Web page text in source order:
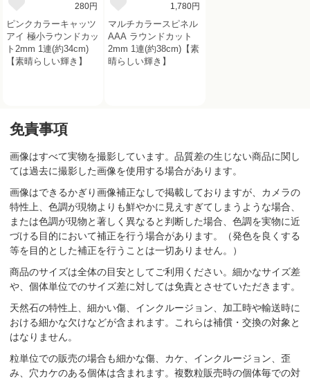
280円
ピンクカラーキャッツ
アイ 極小ラウンドカッ
ト2mm 1連(約34cm)
【素晴らしい輝き】
1,780円
マルチカラースピネル
AAA ラウンドカット
2mm 1連(約38cm)【素
晴らしい輝き】
免責事項
画像はすべて実物を撮影しています。品質差の生じない商品に関し
ては過去に撮影した画像を使用する場合があります。
画像はできるかぎり画像補正なしで掲載しておりますが、カメラの
特性上、色調が現物よりも鮮やかに見えすぎてしまうような場合、
または色調が現物と著しく異なると判断した場合、色調を実物に近
づける目的において補正を行う場合があります。（発色を良くする
等を目的とした補正を行うことは一切ありません。）
商品のサイズは全体の目安としてご利用ください。細かなサイズ差
や、個体単位でのサイズ差に対しては免責とさせていただきます。
天然石の特性上、細かい傷、インクルージョン、加工時や輸送時に
おける細かな欠けなどが含まれます。これらは補償・交換の対象と
はなりません。
粒単位での販売の場合も細かな傷、カケ、インクルージョン、歪
み、穴カケのある個体は含まれます。複数粒販売時の個体毎での対